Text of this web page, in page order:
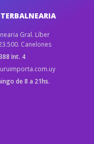
Gral. Líber
Canelones
Int. 4
de 8 a 21hs.